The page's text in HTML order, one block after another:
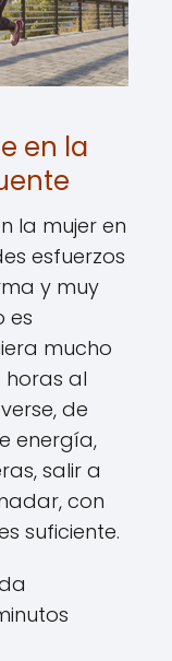
en la
la mujer en
esfuerzos
y muy
es
mucho
horas al
de
energía,
salir a
con
suficiente.